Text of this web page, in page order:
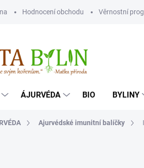
Hodnocení obchodu Věrnostní
ÁJURVÉDA BIO BYLINY
Ajurvédské imunitní balíčky